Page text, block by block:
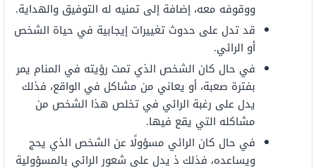
ووقوفه معه، إضافة إلى تمنيه له التوفيق والهداية.
قد تدل على حدوث تغييرات إيجابية في حياة الشخص
أو الرائي.
في حال كان الشخص الذي تمت رؤيته في المنام يمر
بفترة صعبة، أو يعاني من مشاكل في الواقع، فذلك
يدل على رغبة الرائي في تخلص هذا الشخص من
مشاكله التي يقع فيها.
في حال كان الرائي مسؤولًا عن الشخص الذي يحج
ويساعده، فذلك ذ يدل على شعور الرائي بالمسؤولية